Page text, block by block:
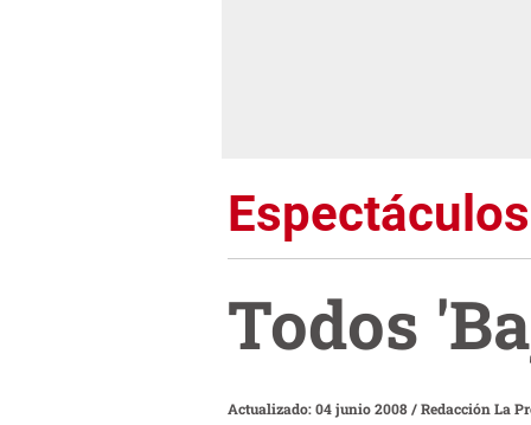
Espectáculos
Todos
Actualizado: 04 junio 2008/Redacción La